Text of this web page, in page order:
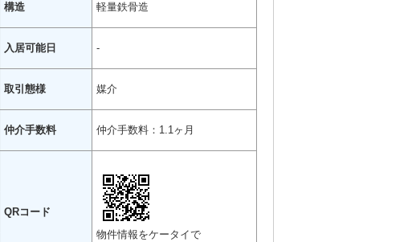
構造 軽量鉄骨造
入居可能日 -
取引態様 媒介
仲介手数料 仲介手数料：1.1ヶ月
QRコード
物件情報をケータイで